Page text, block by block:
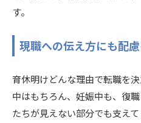
す。
現職への伝え方にも配
育休明けどんな理由で転職を
中はもちろん、妊娠中も、復
たちが見えない部分でも支え